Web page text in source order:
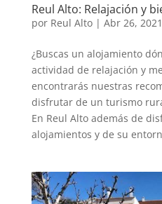
Reul Alto: Relajación y
por Reul Alto| Abr 26, 2021
¿Buscas un alojamiento
actividad de relajación y
encontrarás nuestras
disfrutar de un turismo
En Reul Alto además de
alojamientos y de su